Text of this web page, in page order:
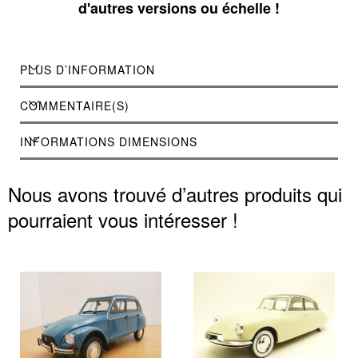
d'autres versions ou échelle !
PLUS D’INFORMATION
COMMENTAIRE(S)
INFORMATIONS DIMENSIONS
Nous avons trouvé d’autres produits qui
pourraient vous intéresser !